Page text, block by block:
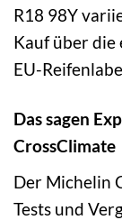
R18 98Y
Kauf über die
EU-
Das sagen
CrossClimate
Der Michelin
Tests und